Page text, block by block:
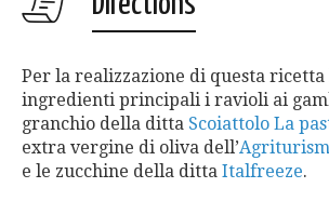
Per la realizzazione di questa ricetta
ingredienti principali i ravioli ai
granchio della ditta Scoiattolo La
extra vergine di oliva dell’
e le zucchine della ditta Italfreeze.